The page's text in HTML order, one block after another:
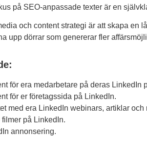
på SEO-anpassade texter är en
och content strategi är att skapa en
upp dörrar som genererar fler
för era medarbetare på deras LinkedIn
för er företagssida på LinkedIn.
med era LinkedIn webinars, artiklar och
på LinkedIn.
annonsering.